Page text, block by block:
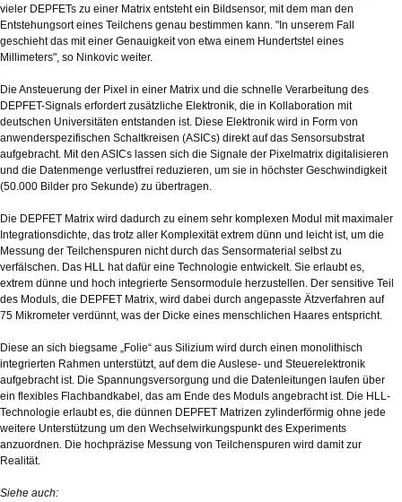
vieler DEPFETs zu einer Matrix entsteht ein Bildsensor, mit dem man den
Entstehungsort eines Teilchens genau bestimmen kann. "In unserem Fall
geschieht das mit einer Genauigkeit von etwa einem Hundertstel eines
Millimeters", so Ninkovic weiter.
Die Ansteuerung der Pixel in einer Matrix und die schnelle Verarbeitung des
DEPFET-Signals erfordert zusätzliche Elektronik, die in Kollaboration mit
deutschen Universitäten entstanden ist. Diese Elektronik wird in Form von
anwenderspezifischen Schaltkreisen (ASICs) direkt auf das Sensorsubstrat
aufgebracht. Mit den ASICs lassen sich die Signale der Pixelmatrix digitalisieren
und die Datenmenge verlustfrei reduzieren, um sie in höchster Geschwindigkeit
(50.000 Bilder pro Sekunde) zu übertragen.
Die DEPFET Matrix wird dadurch zu einem sehr komplexen Modul mit maximaler
Integrationsdichte, das trotz aller Komplexität extrem dünn und leicht ist, um die
Messung der Teilchenspuren nicht durch das Sensormaterial selbst zu
verfälschen. Das HLL hat dafür eine Technologie entwickelt. Sie erlaubt es,
extrem dünne und hoch integrierte Sensormodule herzustellen. Der sensitive Teil
des Moduls, die DEPFET Matrix, wird dabei durch angepasste Ätzverfahren auf
75 Mikrometer verdünnt, was der Dicke eines menschlichen Haares entspricht.
Diese an sich biegsame „Folie“ aus Silizium wird durch einen monolithisch
integrierten Rahmen unterstützt, auf dem die Auslese- und Steuerelektronik
aufgebracht ist. Die Spannungsversorgung und die Datenleitungen laufen über
ein flexibles Flachbandkabel, das am Ende des Moduls angebracht ist. Die HLL-
Technologie erlaubt es, die dünnen DEPFET Matrizen zylinderförmig ohne jede
weitere Unterstützung um den Wechselwirkungspunkt des Experiments
anzuordnen. Die hochpräzise Messung von Teilchenspuren wird damit zur
Realität.
Siehe auch: